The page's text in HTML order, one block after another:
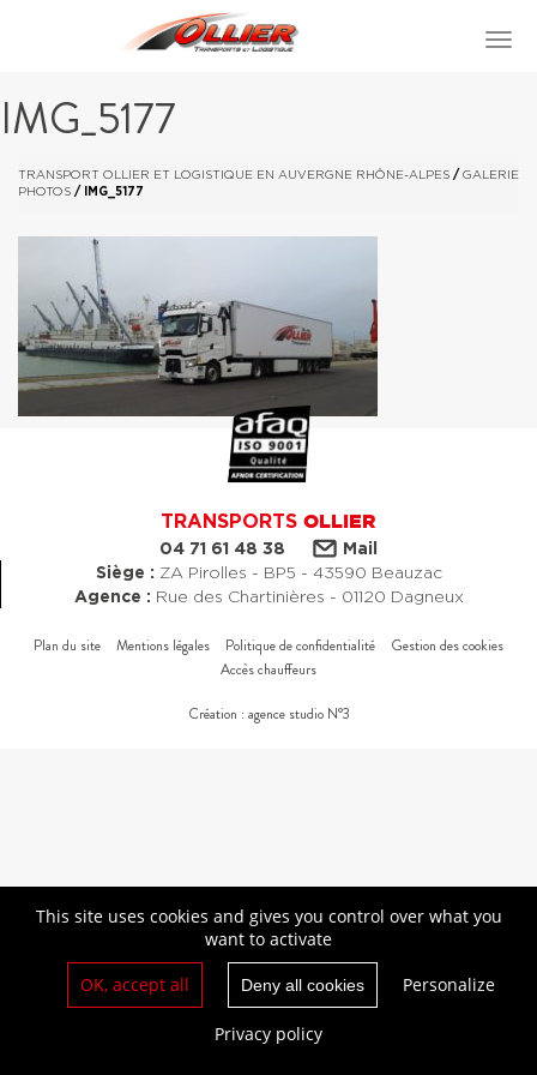
IMG_5177
TRANSPORT OLLIER ET LOGISTIQUE EN AUVERGNE RHÔNE-ALPES / GALERIE
PHOTOS / IMG_5177
TRANSPORTS OLLIER
04 71 61 48 38
Mail
Siège : ZA Pirolles - BP5 - 43590 Beauzac
Agence : Rue des Chartinières - 01120 Dagneux
Plan du site Mentions légales Politique de confidentialité
Gestion des cookies
Accès chauffeurs
Création : agence studio N°3
This site uses cookies and gives you control over what you
want to activate
OK, accept all
Deny all cookies Personalize
Privacy policy